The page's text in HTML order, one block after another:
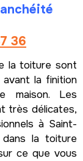
36
la toiture sont
la finition
maison. Les
très délicates,
à Saint-
dans la toiture
ce que vous